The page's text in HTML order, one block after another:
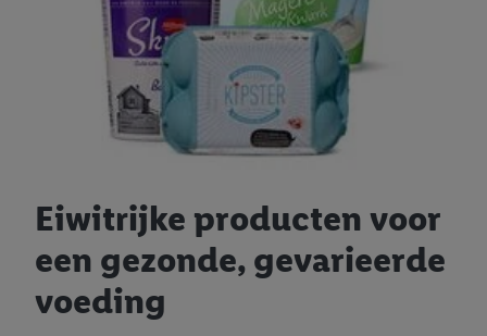
Eiwitrijke producten voor
een gezonde, gevarieerde
voeding